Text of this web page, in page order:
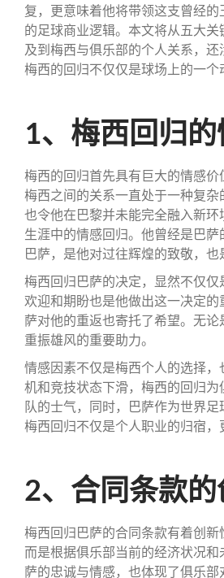
复，更意味着他将带领这支曾经
的足球商业逻辑。本文将从五大
及到梅西与俱乐部的个人关系，
梅西的回归不仅仅是球场上的一个
1、梅西回归
梅西的回归首先具有巨大的情感
梅西之间的关系一直处于一种复
也令他在巴黎并未能完全融入新
生涯中的情感回归。他曾经是巴
巴萨，是他对过往辉煌的致敬，也
梅西回归巴萨的决定，显然不仅
欢迎和期盼也是他做出这一决定
萨对他的重返也寄托了希望。无
重振雄风的重要助力。
情感因素不仅是梅西个人的选择
机和竞技状态下滑，梅西的回归
队的士气，同时，巴萨作为世界
梅西回归不仅是个人职业的归宿，
2、合同条款
梅西回归巴萨的合同条款有着创新
而是根据俱乐部当前的经济状况
萨的忠诚与情感，也体现了俱乐